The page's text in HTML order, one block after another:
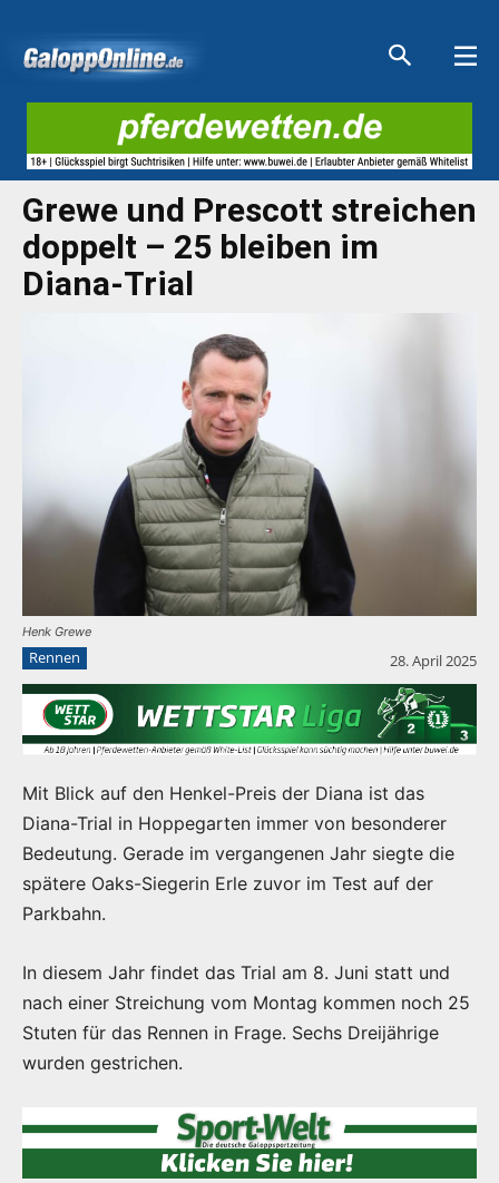
Grewe und Prescott streichen
doppelt – 25 bleiben im
Diana-Trial
Henk Grewe
Rennen 28. April 2025
Mit Blick auf den Henkel-Preis der Diana ist das
Diana-Trial in Hoppegarten immer von besonderer
Bedeutung. Gerade im vergangenen Jahr siegte die
spätere Oaks-Siegerin Erle zuvor im Test auf der
Parkbahn.
In diesem Jahr findet das Trial am 8. Juni statt und
nach einer Streichung vom Montag kommen noch 25
Stuten für das Rennen in Frage. Sechs Dreijährige
wurden gestrichen.